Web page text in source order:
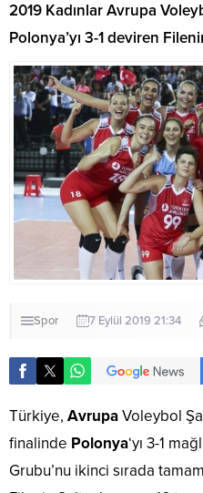
2019 Kadınlar Avrupa
Polonya’yı 3-1 deviren
Spor 7 Eylül 2019 21:34
Türkiye, AvrupaVoleybol
finalinde Polonya‘yı 3-1
Grubu’nu ikinci sırada